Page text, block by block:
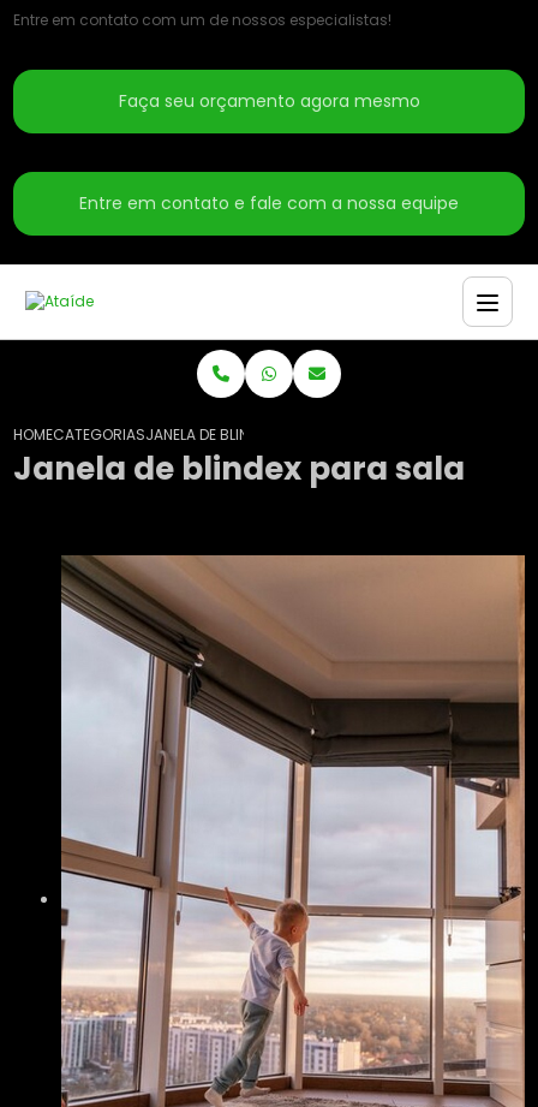
Entre em contato com um de nossos especialistas!
Faça seu orçamento agora mesmo
Entre em contato e fale com a nossa equipe
HOMECATEGORIASJANELA DE BLINDEX PARA SALA
Janela de blindex para sala